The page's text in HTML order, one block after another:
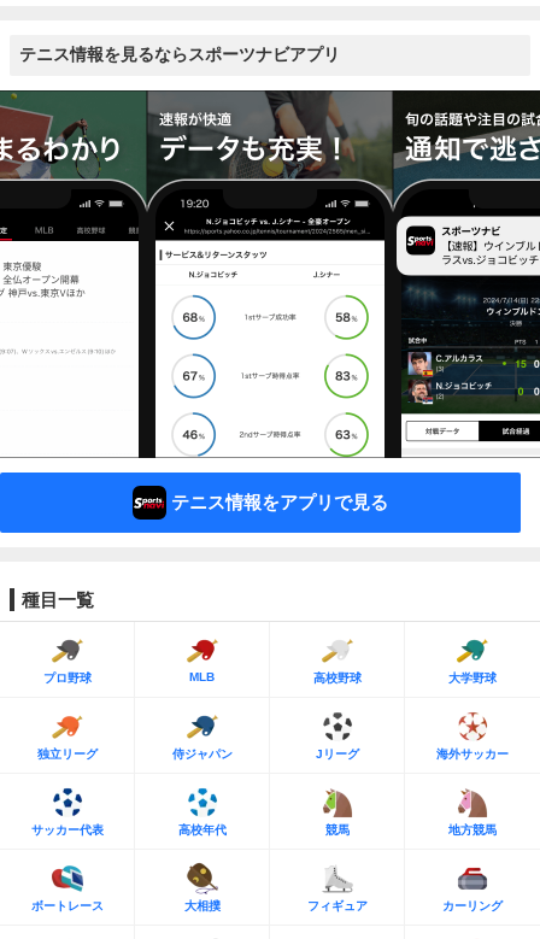
テニス情報を見るならスポーツナビアプリ
テニス情報をアプリで見る
種目一覧
プロ野球 MLB 高校野球 大学野球
独立リーグ 侍ジャパン Jリーグ 海外サッカー
サッカー代表 高校年代 競馬 地方競馬
ボートレース 大相撲 フィギュア カーリング